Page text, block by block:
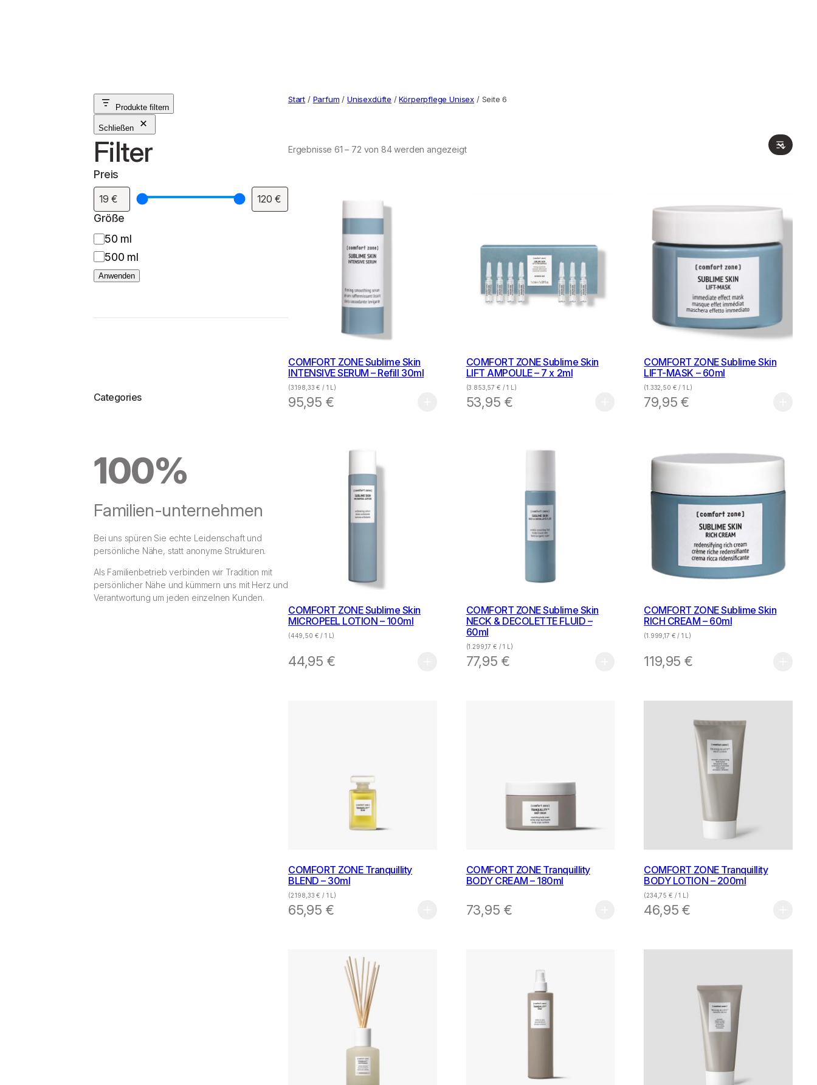
Start / Parfum / Unisexdüfte /Körperpflege Unisex / Seite 6
Ergebnisse 61 – 72 von 84 werden angezeigt
COMFORT ZONE Sublime Skin
INTENSIVE SERUM – Refill 30ml
(3.198,33€ / 1 L)
95,95 €
COMFORT ZONE Sublime Skin
LIFT AMPOULE – 7 x 2ml
(3.853,57 € / 1 L)
53,95 €
COMFORT ZONE Sublime Skin
LIFT-MASK – 60ml
(1.332,50 € / 1 L)
79,95€
COMFORT ZONE Sublime Skin
MICROPEEL LOTION – 100ml
(449,50 € / 1 L)
44,95 €
COMFORT ZONE Sublime Skin
NECK & DECOLETTE FLUID –
60ml
(1.299,17 € / 1 L)
77,95 €
COMFORT ZONE Sublime Skin
RICH CREAM – 60ml
(1.999,17 € / 1 L)
119,95€
COMFORT ZONE Tranquillity
BLEND – 30ml
(2.198,33€ / 1 L)
65,95 €
COMFORT ZONE Tranquillity
BODY CREAM – 180ml
73,95 €
COMFORT ZONE Tranquillity
BODY LOTION – 200ml
(234,75 € / 1 L)
46,95€
Produkte filtern
Schließen
Filter
Preis
Größe
G
r
ö
50 ml
500 ml
Anwenden
Categories
100%
Familien-unternehmen
Bei uns spüren Sie echte Leidenschaft und
persönliche Nähe, statt anonyme Strukturen.
Als Familienbetrieb verbinden wir Tradition mit
persönlicher Nähe und kümmern uns mit Herz und
Verantwortung um jeden einzelnen Kunden.